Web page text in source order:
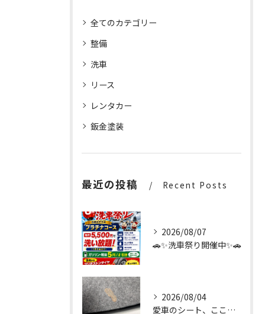
全てのカテゴリー
整備
洗車
リース
レンタカー
鈑金塗装
最近の投稿 Recent Posts
2026/08/07
🚗✨洗車祭り開催中✨🚗
2026/08/04
愛車のシート、ここまで輝く✨